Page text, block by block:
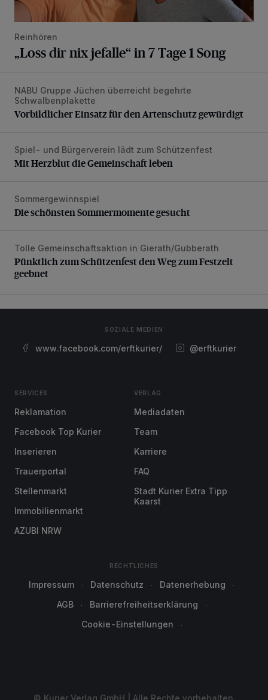
Reinhören
„Loss dir nix jefalle“ in 7 Tage 1 Song
Vorbildlicher Einsatz für den Artenschutz gewürdigt
NABU Gruppe Jüchen überreicht begehrte
Schwalbenplakette
Vorbildlicher Einsatz für den Artenschutz gewürdigt
Mit Herzblut die Gemeinschaft leben
Spiel- und Bürgerverein lädt zum Schützenfest
Mit Herzblut die Gemeinschaft leben
Die schönsten Sommermomente gesucht
Sommergewinnspiel
Die schönsten Sommermomente gesucht
Pünktlich zum Schützenfest den Weg zum Festzelt
Tolle Gemeinschaftsaktion in Gierath/Gubberath
Pünktlich zum Schützenfest den Weg zum Festzelt
geebnet
SOZIALE MEDIEN
www.facebook.com/erftkurier/ @erftkurier
SERVICES
Reklamation
Facebook Top Kurier
Inserieren
Trauerportal
Stellenmarkt
Immobilienmarkt
AZUBI NRW
VERLAG
Mediadaten
Team
Karriere
FAQ
Stadt Kurier Extra Tipp
Kaarst
RECHTLICHES
Impressum Datenschutz
Datenerhebung
AGB
Barrierefreiheitserklärung
Cookie-Einstellungen
© Kurier Verlag GmbH | Alle Rechte vorbehalten.